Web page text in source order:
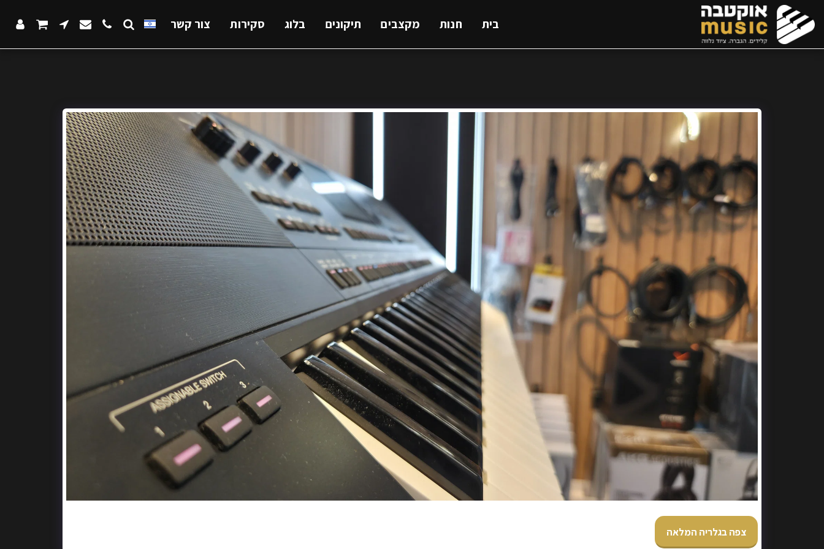
בית חנות מקצבים תיקונים בלוג סקירות צור קשר
צפה בגלריה המלאה